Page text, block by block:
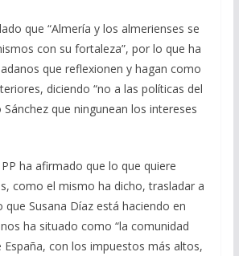
que “Almería y los almerienses se
con su fortaleza”, por lo que ha
que reflexionen y hagan como
diciendo “no a las políticas del
Sánchez que ningunean los intereses
ha afirmado que lo que quiere
como el mismo ha dicho, trasladar a
que Susana Díaz está haciendo en
ha situado como “la comunidad
con los impuestos más altos,